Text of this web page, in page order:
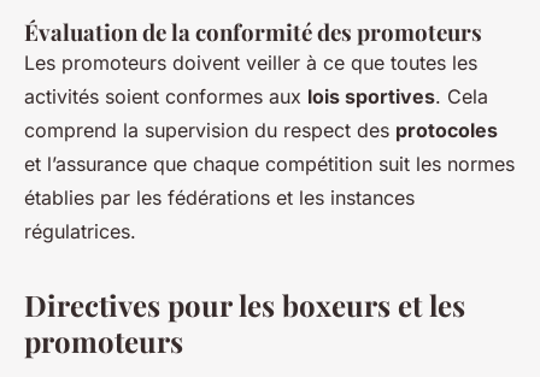
Évaluation de la conformité des promoteurs
Les promoteurs doivent veiller à ce que toutes les
activités soient conformes aux lois sportives. Cela
comprend la supervision du respect des protocoles
et l’assurance que chaque compétition suit les normes
établies par les fédérations et les instances
régulatrices.
Directives pour les boxeurs et les
promoteurs